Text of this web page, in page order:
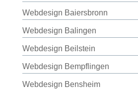
Webdesign Baiersbronn
Webdesign Balingen
Webdesign Beilstein
Webdesign Bempflingen
Webdesign Bensheim